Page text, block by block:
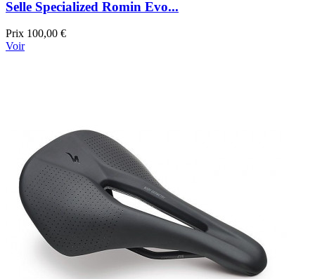
Selle Specialized Romin Evo...
Prix 100,00 €
Voir